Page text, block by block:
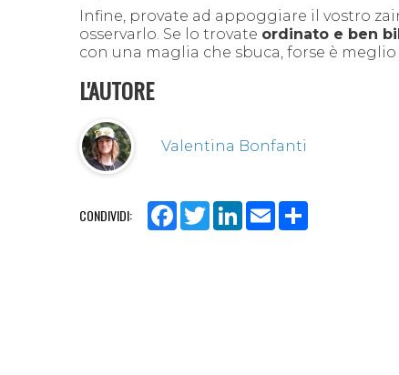
Infine, provate ad appoggiare il vostro
osservarlo. Se lo trovate ordinato e ben
con una maglia che sbuca, forse è
L'AUTORE
Valentina Bonfanti
CONDIVIDI: Facebook
TwitterLinkedIn
Email